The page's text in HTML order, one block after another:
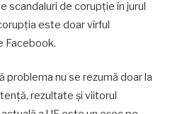
scandaluri de corupție în jurul
este doar vîrful
Facebook.
problema nu se rezumă doar la
rezultate și viitorul